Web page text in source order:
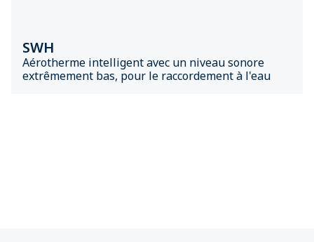
SWH
Aérotherme intelligent avec un niveau sonore
extrêmement bas, pour le raccordement à l'eau